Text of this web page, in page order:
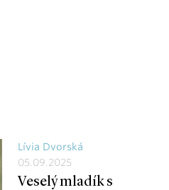
Lívia Dvorská
05.09.2025
Veselý mladík s